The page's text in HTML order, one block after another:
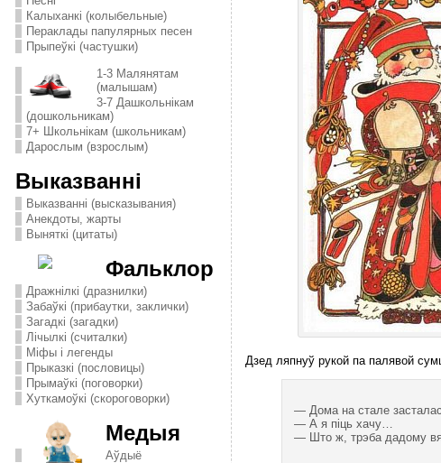
Калыханкі (колыбельные)
Пераклады папулярных песен
Прыпеўкі (частушки)
1-3 Малянятам
(малышам)
3-7 Дашкольнікам
(дошкольникам)
7+ Школьнікам (школьникам)
Дарослым (взрослым)
Выказванні
Выказванні (высказывания)
Анекдоты, жарты
Выняткі (цитаты)
Фальклор
Дражнілкі (дразнилки)
Забаўкі (прибаутки, заклички)
Загадкі (загадки)
Лічылкі (считалки)
Міфы і легенды
Прыказкі (пословицы)
Прымаўкі (поговорки)
Хуткамоўкі (скороговорки)
Медыя
Аўдыё
Дзед ляпнуў рукой па палявой
— Дома на стале
— А я піць хачу…
— Што ж, трэба дадому